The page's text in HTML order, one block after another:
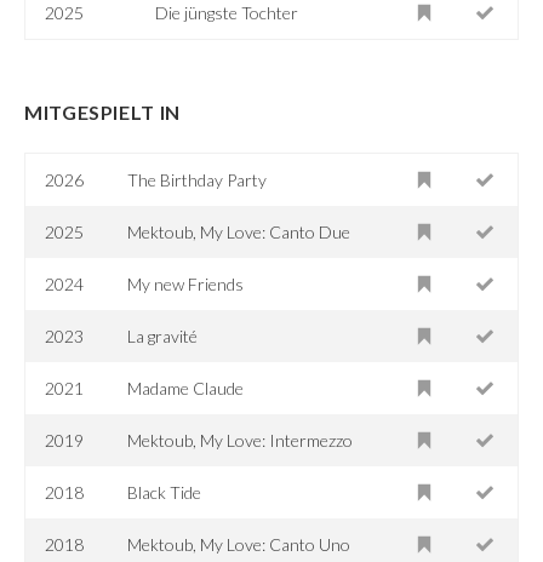
2025 Die jüngste Tochter
MITGESPIELT IN
2026 The Birthday Party
2025 Mektoub, My Love: Canto Due
2024 My new Friends
2023 La gravité
2021 Madame Claude
2019 Mektoub, My Love: Intermezzo
2018 Black Tide
2018 Mektoub, My Love: Canto Uno